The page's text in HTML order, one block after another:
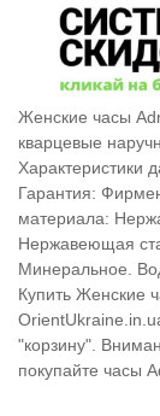
Женские часы
кварцевые
Характеристики
Гарантия:
материала:
Нержавеющая
Минеральное.
Купить Женские
"корзину".
покупайте часы